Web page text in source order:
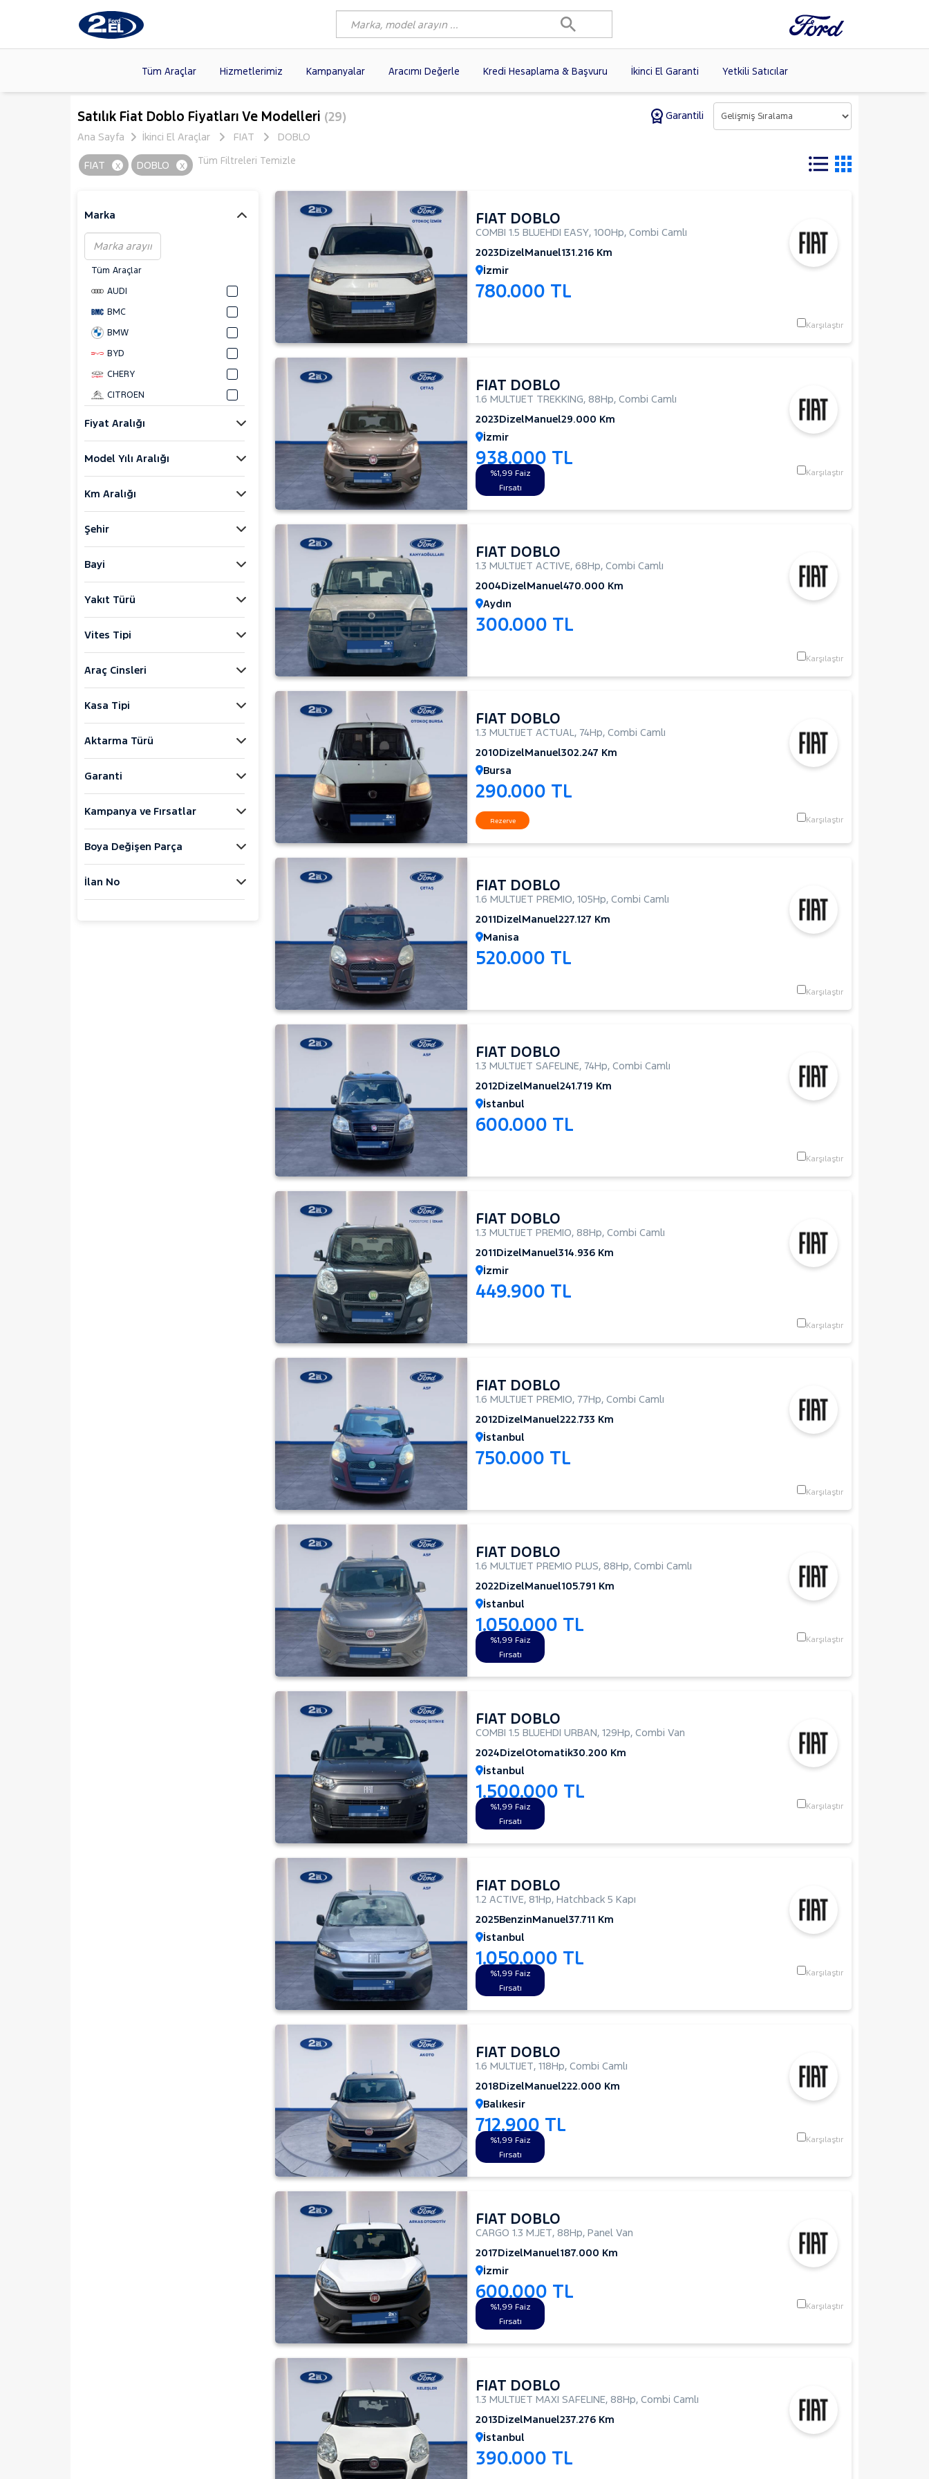
Tüm Araçlar Hizmetlerimiz Kampanyalar Aracımı Değerle Kredi Hesaplama & Başvuru İkinci El Garanti Yetkili Satıcılar
Markalar >
Modeller >
Kasalar
FORD(893)
VOLKSWAGEN
CITROEN
SKODA
Satılık Fiat Doblo Fiyatları Ve Modelleri (29)
Garantili
Ana Sayfa
İkinci El Araçlar FIAT DOBLO
Tüm Filtreleri Temizle
FIAT x DOBLO x
Marka
Tüm Araçlar
AUDI
BMC
BMW
BYD
CHERY
CITROEN
DAIHATSU
FIAT
DOBLO
1.3 MULTIJET ACTIVE
1.3 MULTIJET ACTUAL
1.3 MULTIJET MAXI SAFELINE
1.3 MULTIJET PREMIO
1.6 MULTIJET
PLUS GRI/BLACK
1.6 MULTIJET PREMIO
1.6 MULTIJET PREMIO PLUS
1.6 MULTIJET SAFELINE
1.6 MULTIJET TREKKING
CARGO 1.2
CARGO 1.3 M.JET
CARGO MAXI 1.3 MULTIJET
Fiyat Aralığı
Model Yılı Aralığı
Km Aralığı
Şehir
Bayi
Yakıt Türü
Vites Tipi
Araç Cinsleri
Kasa Tipi
Aktarma Türü
Garanti
Kampanya ve Fırsatlar
Boya Değişen Parça
İlan No
FIAT DOBLO
COMBI 1.5 BLUEHDI EASY, 100Hp, Combi Camlı
2023DizelManuel131.216 Km
İzmir
780.000 TL
Karşılaştır
FIAT DOBLO
1.6 MULTIJET TREKKING, 88Hp, Combi Camlı
2023DizelManuel29.000 Km
İzmir
938.000 TL
%1,99 Faiz
Fırsatı
Karşılaştır
FIAT DOBLO
1.3 MULTIJET ACTIVE, 68Hp, Combi Camlı
2004DizelManuel470.000 Km
Aydın
300.000 TL
Karşılaştır
FIAT DOBLO
1.3 MULTIJET ACTUAL, 74Hp, Combi Camlı
2010DizelManuel302.247 Km
Bursa
290.000 TL
Rezerve Karşılaştır
FIAT DOBLO
1.6 MULTIJET PREMIO, 105Hp, Combi Camlı
2011DizelManuel227.127 Km
Manisa
520.000 TL
Karşılaştır
FIAT DOBLO
1.3 MULTIJET SAFELINE, 74Hp, Combi Camlı
2012DizelManuel241.719 Km
İstanbul
600.000 TL
Karşılaştır
FIAT DOBLO
1.3 MULTIJET PREMIO, 88Hp, Combi Camlı
2011DizelManuel314.936 Km
İzmir
449.900 TL
Karşılaştır
FIAT DOBLO
1.6 MULTIJET PREMIO, 77Hp, Combi Camlı
2012DizelManuel222.733 Km
İstanbul
750.000 TL
Karşılaştır
FIAT DOBLO
1.6 MULTIJET PREMIO PLUS, 88Hp, Combi Camlı
2022DizelManuel105.791 Km
İstanbul
1.050.000 TL
%1,99 Faiz
Fırsatı
Karşılaştır
FIAT DOBLO
COMBI 1.5 BLUEHDI URBAN, 129Hp, Combi Van
2024DizelOtomatik30.200 Km
İstanbul
1.500.000 TL
%1,99 Faiz
Fırsatı
Karşılaştır
FIAT DOBLO
1.2 ACTIVE, 81Hp, Hatchback 5 Kapı
2025BenzinManuel37.711 Km
İstanbul
1.050.000 TL
%1,99 Faiz
Fırsatı
Karşılaştır
FIAT DOBLO
1.6 MULTIJET, 118Hp, Combi Camlı
2018DizelManuel222.000 Km
Balıkesir
712.900 TL
%1,99 Faiz
Fırsatı
Karşılaştır
FIAT DOBLO
CARGO 1.3 M.JET, 88Hp, Panel Van
2017DizelManuel187.000 Km
İzmir
600.000 TL
%1,99 Faiz
Fırsatı
Karşılaştır
FIAT DOBLO
1.3 MULTIJET MAXI SAFELINE, 88Hp, Combi Camlı
2013DizelManuel237.276 Km
İstanbul
390.000 TL